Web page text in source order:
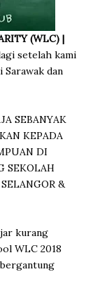
(WLC) |
setelah kami
Sarawak dan
SEBANYAK
KEPADA
DI
SEKOLAH
&
kurang
WLC 2018